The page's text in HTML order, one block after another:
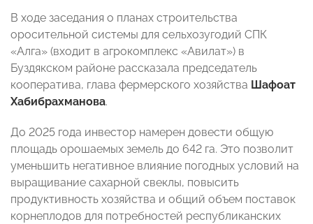
В ходе заседания о планах строительства
оросительной системы для сельхозугодий СПК
«Алга» (входит в агрокомплекс «Авилат») в
Буздякском районе рассказала председатель
кооператива, глава фермерского хозяйства Шафоат
Хабибрахманова.
До 2025 года инвестор намерен довести общую
площадь орошаемых земель до 642 га. Это позволит
уменьшить негативное влияние погодных условий на
выращивание сахарной свеклы, повысить
продуктивность хозяйства и общий объем поставок
корнеплодов для потребностей республиканских